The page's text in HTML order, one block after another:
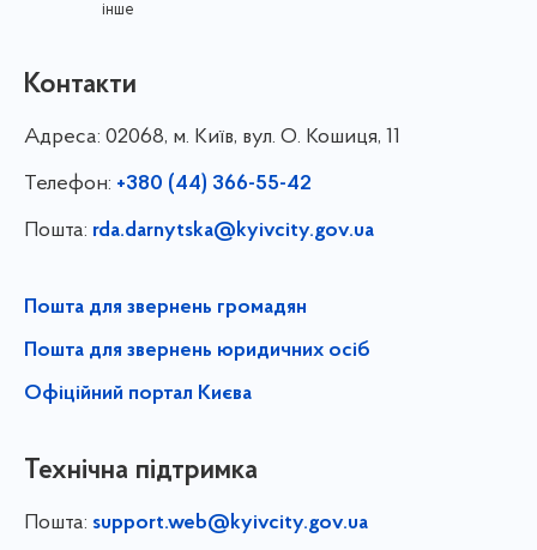
інше
Контакти
Адреса: 02068, м. Київ, вул. О. Кошиця, 11
Телефон: +380 (44) 366-55-42
Пошта: rda.darnytska@kyivcity.gov.ua
Пошта для звернень громадян
Пошта для звернень юридичних осіб
Офіційний портал Києва
Технічна підтримка
Пошта: support.web@kyivcity.gov.ua